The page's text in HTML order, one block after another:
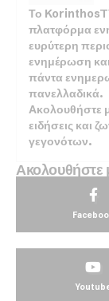
Το
πλατφόρμα
ευρύτερη
ενημέρωση
πάντα
πανελλαδικά.
Ακολουθήστε
ειδήσεις και
γεγονότων.